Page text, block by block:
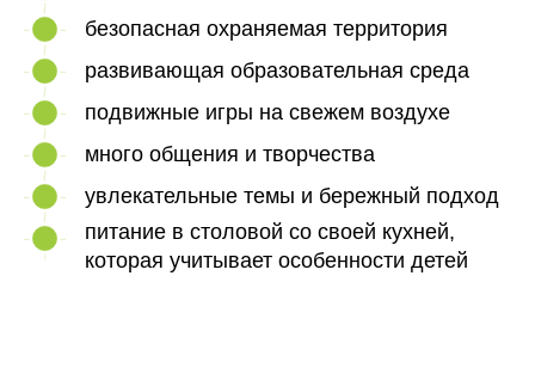
безопасная охраняемая территория
развивающая образовательная среда
подвижные игры на свежем воздухе
много общения и творчества
увлекательные темы и бережный подход
питание в столовой со своей кухней,
которая учитывает особенности детей